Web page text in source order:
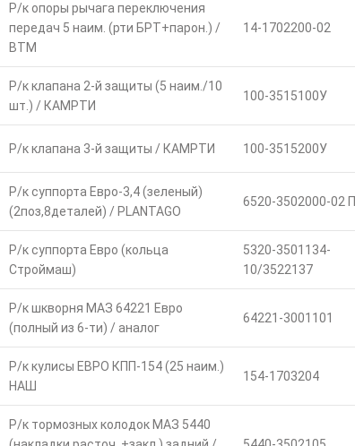
Р/к опоры рычага переключения
передач 5 наим. (рти БРТ+парон.) /
ВТМ
14-1702200-02
Р/к клапана 2-й защиты (5 наим./10
шт.) / КАМРТИ
100-3515100У
Р/к клапана 3-й защиты / КАМРТИ 100-3515200У
Р/к суппорта Евро-3,4 (зеленый)
(2поз,8деталей) / PLANTAGO
6520-3502000-02 П
Р/к суппорта Евро (кольца
Строймаш)
5320-3501134-
10/3522137
Р/к шкворня МАЗ 64221 Евро
(полный из 6-ти) / аналог
64221-3001101
Р/к кулисы ЕВРО КПП-154 (25 наим.)
НАШ
154-1703204
Р/к тормозных колодок МАЗ 5440